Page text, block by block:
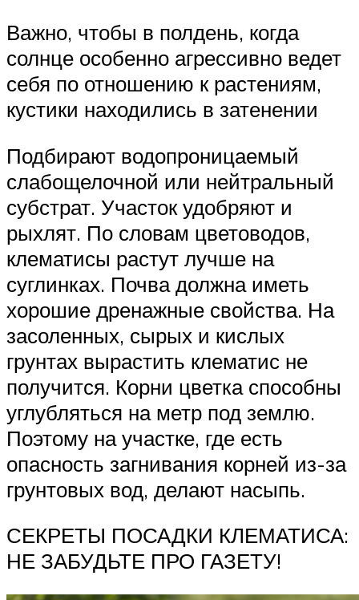
Важно, чтобы в полдень, когда
солнце особенно агрессивно ведет
себя по отношению к растениям,
кустики находились в затенении
Подбирают водопроницаемый
слабощелочной или нейтральный
субстрат. Участок удобряют и
рыхлят. По словам цветоводов,
клематисы растут лучше на
суглинках. Почва должна иметь
хорошие дренажные свойства. На
засоленных, сырых и кислых
грунтах вырастить клематис не
получится. Корни цветка способны
углубляться на метр под землю.
Поэтому на участке, где есть
опасность загнивания корней из-за
грунтовых вод, делают насыпь.
СЕКРЕТЫ ПОСАДКИ КЛЕМАТИСА:
НЕ ЗАБУДЬТЕ ПРО ГАЗЕТУ!